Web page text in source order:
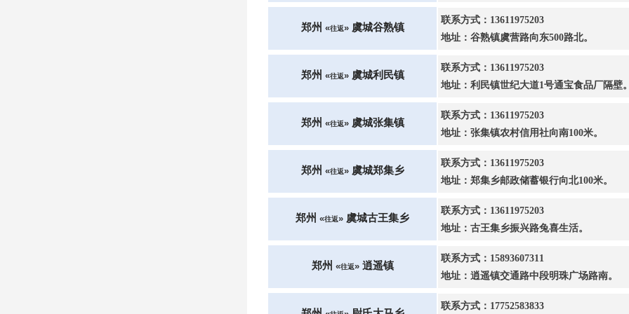
郑州 «往返» 虞城谷熟镇
联系方式：13611975203
地址：谷熟镇虞营路向东500路北。
郑州 «往返» 虞城利民镇
联系方式：13611975203
地址：利民镇世纪大道1号通宝食品厂隔壁
郑州 «往返» 虞城张集镇
联系方式：13611975203
地址：张集镇农村信用社向南100米。
郑州 «往返» 虞城郑集乡
联系方式：13611975203
地址：郑集乡邮政储蓄银行向北100米。
郑州 «往返» 虞城古王集乡
联系方式：13611975203
地址：古王集乡振兴路兔喜生活。
郑州 «往返» 逍遥镇
联系方式：15893607311
地址：逍遥镇交通路中段明珠广场路南。
联系方式：17752583833